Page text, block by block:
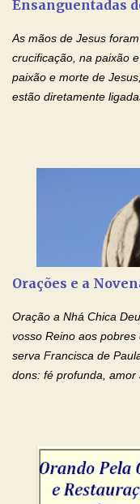
interesse, não se irrita,
Ensanguentadas
As mãos de Jesus
crucificação, na paixão
paixão e morte de
estão diretamente
ensanguentadas,
momento. Sinto-me
carregando as minhas
Tuas Mãos, que
pregadas na Cruz,
amo. Nós precisamos
espiritual, através do
ensanguentadas e
apesar de toda a
Orações e a
Oração a Nhá Chica
vosso Reino aos
serva Francisca de
dons: fé profunda,
Senhor Jesus Cristo,
Amém. Novena a Nhá
celestiais através da